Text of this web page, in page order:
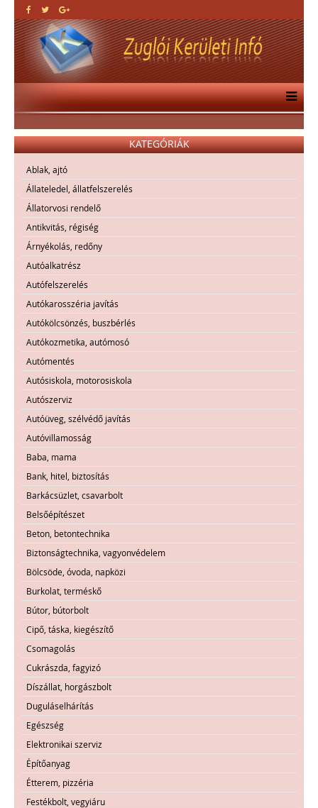
KATEGÓRIÁK
Ablak, ajtó
Állateledel, állatfelszerelés
Állatorvosi rendelő
Antikvitás, régiség
Árnyékolás, redőny
Autóalkatrész
Autófelszerelés
Autókarosszéria javítás
Autókölcsönzés, buszbérlés
Autókozmetika, autómosó
Autómentés
Autósiskola, motorosiskola
Autószerviz
Autóüveg, szélvédő javítás
Autóvillamosság
Baba, mama
Bank, hitel, biztosítás
Barkácsüzlet, csavarbolt
Belsőépítészet
Beton, betontechnika
Biztonságtechnika, vagyonvédelem
Bölcsöde, óvoda, napközi
Burkolat, terméskő
Bútor, bútorbolt
Cipő, táska, kiegészítő
Csomagolás
Cukrászda, fagyizó
Díszállat, horgászbolt
Duguláselhárítás
Egészség
Elektronikai szerviz
Építőanyag
Étterem, pizzéria
Festékbolt, vegyiáru